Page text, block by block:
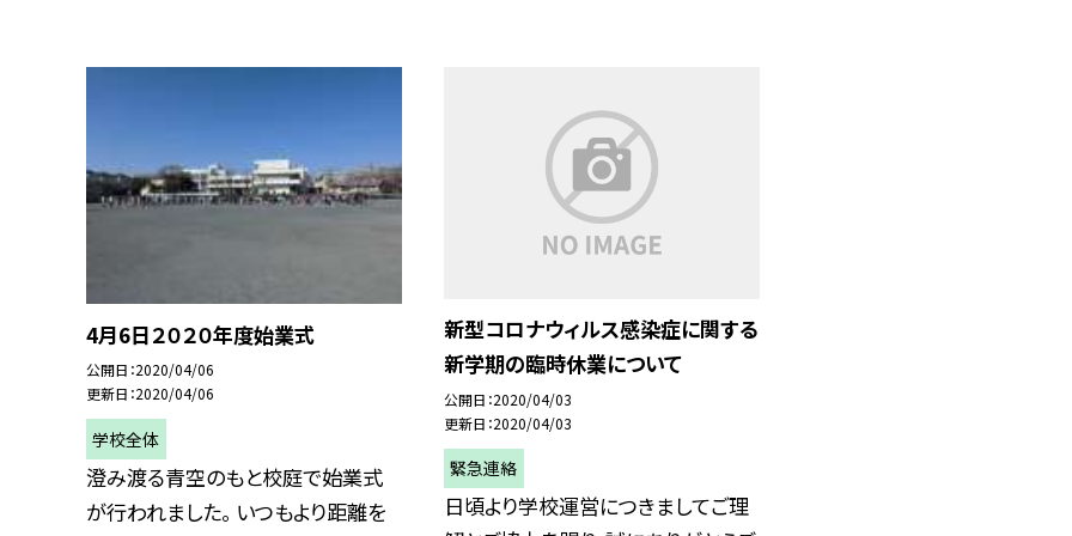
4月6日２０２０年度始業式
公開日 2020/04/06
更新日 2020/04/06
学校全体
澄み渡る青空のもと校庭で始業式
が行われました。 いつもより距離を
新型コロナウィルス感染症に関する
新学期の臨時休業について
公開日 2020/04/03
更新日 2020/04/03
緊急連絡
日頃より学校運営につきましてご理